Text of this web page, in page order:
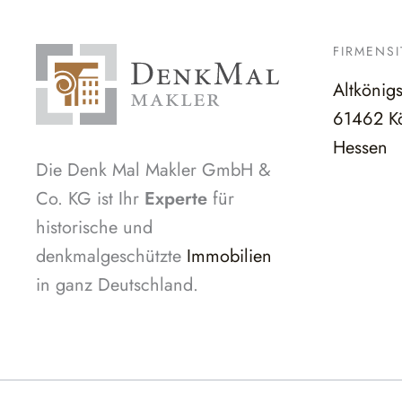
Die Denk Mal Makler GmbH &
Co. KG ist Ihr Experte für
historische und
denkmalgeschützte Immobilien
in ganz Deutschland.
61462
Hessen